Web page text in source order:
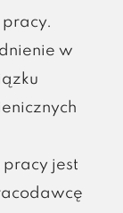
w
jest